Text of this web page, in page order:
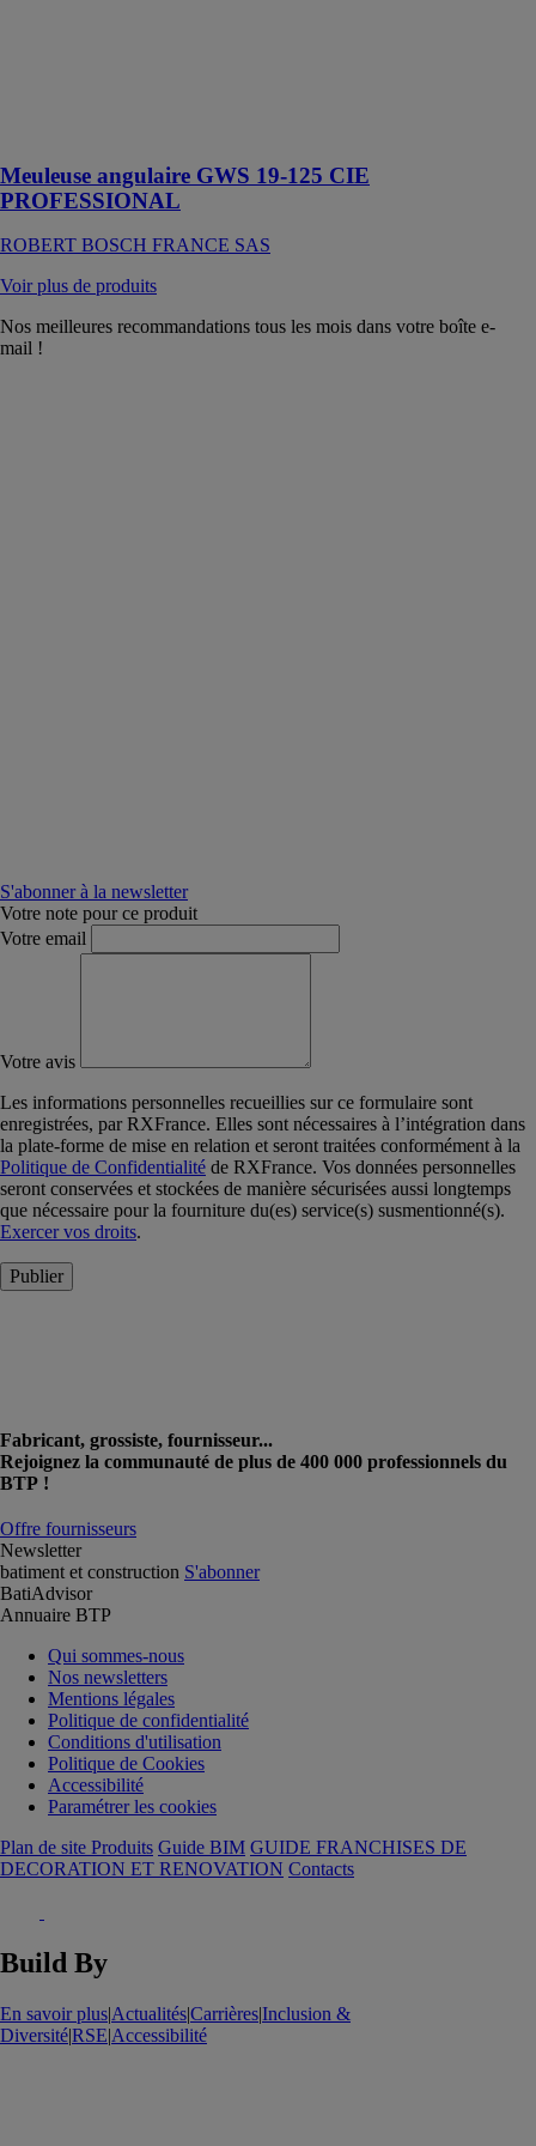
Meuleuse angulaire GWS 19-125 CIE
PROFESSIONAL
ROBERT BOSCH FRANCE SAS
Voir plus de produits
Nos meilleures recommandations tous les mois dans votre boîte e-
mail !
S'abonner à la newsletter
Votre note pour ce produit
Votre email
Votre avis
Les informations personnelles recueillies sur ce formulaire sont
enregistrées, par RXFrance. Elles sont nécessaires à l’intégration dans
la plate-forme de mise en relation et seront traitées conformément à la
Politique de Confidentialité de RXFrance. Vos données personnelles
seront conservées et stockées de manière sécurisées aussi longtemps
que nécessaire pour la fourniture du(es) service(s) susmentionné(s).
Exercer vos droits.
Publier
Fabricant, grossiste, fournisseur...
Rejoignez la communauté de plus de 400 000 professionnels du
BTP !
Offre fournisseurs
Newsletter
batiment et construction S'abonner
BatiAdvisor
Annuaire BTP
Qui sommes-nous
Nos newsletters
Mentions légales
Politique de confidentialité
Conditions d'utilisation
Politique de Cookies
Accessibilité
Paramétrer les cookies
Plan de site Produits Guide BIM GUIDE FRANCHISES DE
DECORATION ET RENOVATION Contacts
Build By
En savoir plus|Actualités|Carrières|Inclusion &
Diversité|RSE|Accessibilité